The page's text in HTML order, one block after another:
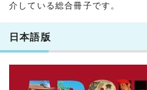
介している総合冊子です。
日本語版